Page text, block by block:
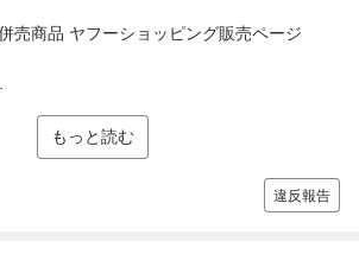
売商品 ヤフーショッピング販売ページ
もっと読む
違反報告